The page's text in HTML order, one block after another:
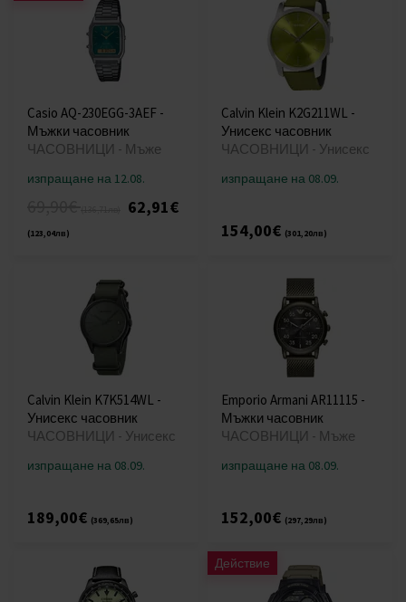
Casio AQ-230EGG-3AEF -
Мъжки часовник
ЧАСОВНИЦИ - Мъже
изпращане на 12.08.
62,91€
(123,04лв)
Calvin Klein K2G211WL -
Унисекс часовник
ЧАСОВНИЦИ - Унисекс
изпращане на 08.09.
154,00€ (301,20лв)
Calvin Klein K7K514WL -
Унисекс часовник
ЧАСОВНИЦИ - Унисекс
изпращане на 08.09.
189,00€ (369,65лв)
Emporio Armani AR11115 -
Мъжки часовник
ЧАСОВНИЦИ - Мъже
изпращане на 08.09.
152,00€ (297,29лв)
Действие